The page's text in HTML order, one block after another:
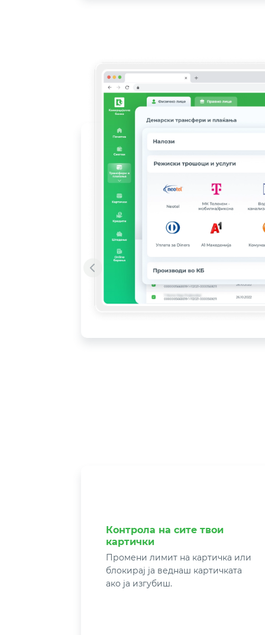
Контрола на сите твои
картички
Промени лимит на картичка или
блокирај ја веднаш картичката
ако ја изгубиш.